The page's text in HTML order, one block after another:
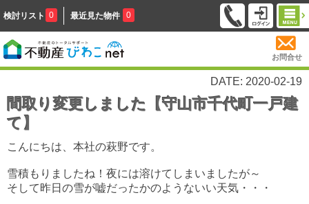
検討リスト 0 最近見た物件 0
お問合せ
DATE: 2020-02-19
間取り変更しました【守山市千代町一戸建
て】
こんにちは、本社の萩野です。
雪積もりましたね！夜には溶けてしまいましたが～
そして昨日の雪が嘘だったかのようないい天気・・・